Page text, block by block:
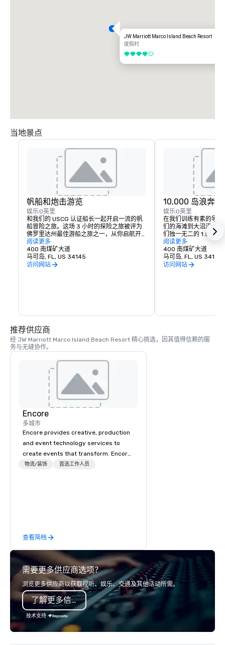
JW Marriott Marco Island Beach Resort
度假村
4/5
当地景点
帆船和炮击游览
娱乐0英里
和我们的 USCG 认证船长一起开启一流的帆
船冒险之旅。这场 3 小时的探险之旅被评为
佛罗里达州最佳游船之旅之一，从你启航开
始，在我们两艘私密的六人双体船中寻找宽
吻海豚、海龟和海牛。
阅读更多
400 南煤矿大道
马可岛, FL, US 34145
访问网站
10,000 岛浪奔跑
娱乐0英里
在我们训练有素的导
们的海滩到大沼泽地
们独一无二的 1.5 小
始死水，感受肩膀上
阅读更多
400 南煤矿大道
马可岛, FL, US 34145
访问网站
推荐供应商
经 JW Marriott Marco Island Beach Resort 精心挑选，因其值得信赖的服
务与无缝协作。
Encore
多城市
Encore provides creative, production
and event technology services to
create events that transform. Encore
creates memorable event experiences
creative, advanced technology,
digital, environmental, staging, and
digital solutions for hybrid, virtual and
in-person events of any type.
物流/装饰 首选工作人员
查看简档
需要更多供应商选项？
浏览更多供应商以获取视听、娱乐、交通及其他活动所需。
了解更多信息
技术支持